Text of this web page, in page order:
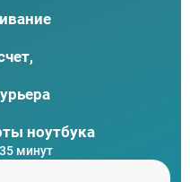
ноутбука
минут